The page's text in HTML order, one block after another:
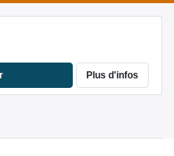
Plus d'infos